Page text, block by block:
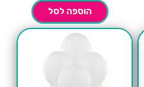
הוספה לסל